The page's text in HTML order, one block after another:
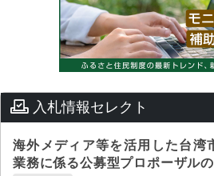
入札情報セレクト
海外メディア等を活用した台湾
業務に係る公募型プロポーザル